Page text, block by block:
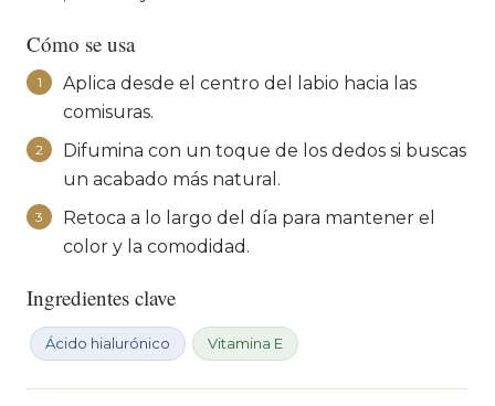
Cómo se usa
1
Aplica desde el centro del labio hacia las
comisuras.
2
Difumina con un toque de los dedos si buscas
un acabado más natural.
3
Retoca a lo largo del día para mantener el
color y la comodidad.
Ingredientes clave
Ácido hialurónico Vitamina E